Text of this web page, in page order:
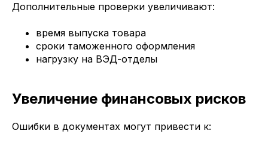
Дополнительные проверки увеличивают:
время выпуска товара
сроки таможенного оформления
нагрузку на ВЭД-отделы
Увеличение финансовых рисков
Ошибки в документах могут привести к: